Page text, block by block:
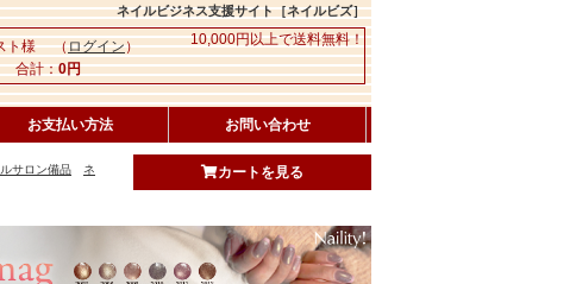
ネイルビジネス支援サイト［ネイルビズ］
ト様 （ログイン）
計：0円
10,000円以上で送料無料！
お支払い方法 お問い合わせ
サロン備品
ネ
カートを見る